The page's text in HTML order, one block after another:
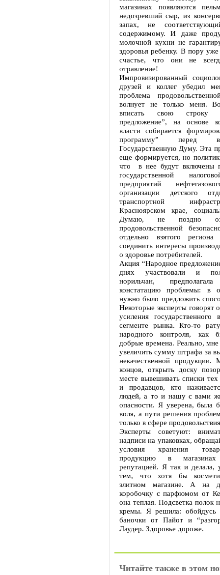
магазинах появляются
недозревший сыр, из
запах, не
содержимому. И даже
молочной кухни не
здоровья ребенку. В пору уже
счастье, что они не
отравление!
Импровизированный
друзей и коллег убедил
проблема
волнует не только меня.
вписать свою строку
предложение”, на основе
власти собирается
программу” перед
Государственную Думу. Эта
еще формируется, но
что в нее будут включены
государственной
предприятий
организации детского
транспортной
Красноярском крае,
Думаю, не поздно
продовольственной
отдельно взятого региона
соединить интересы
о здоровье потребителей.
Акция “Народное
днях участвовали и
норильчан,
констатацию проблемы: в
нужно было предложить
Некоторые эксперты говорят
усиления
сегменте рынка. Кто-то
народного контроля, как
добрые времена. Реально,
увеличить сумму штрафа за
некачественной
концов, открыть доску
месте вывешивать списки тех
и продавцов, кто
людей, а то и нашу с вами
опасности. Я уверена, была
воля, а пути решения
только в сфере
Эксперты советуют:
надписи на упаковках,
условия хранения
продукцию в
репутацией. Я так и делала,
тем, что хотя бы
элитном магазине. А на
коробочку с парфюмом от
она теплая. Подсветка полок
кремы. Я решила: обойдусь
баночки от Пайот и
Лаудер. Здоровье дороже.
Читайте также в этом